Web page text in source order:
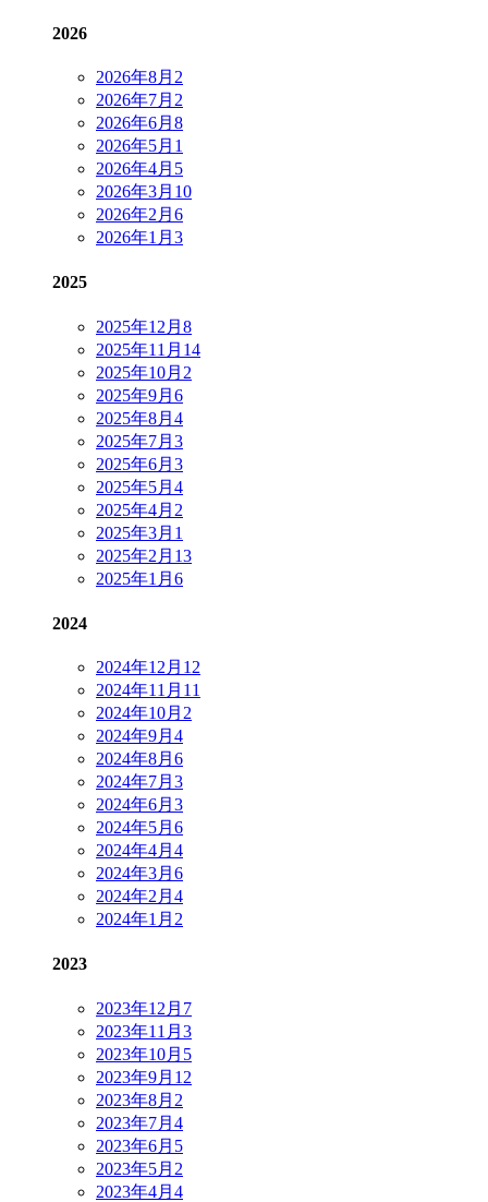
2026
2026年8月 2
2026年7月 2
2026年6月 8
2026年5月 1
2026年4月 5
2026年3月 10
2026年2月 6
2026年1月 3
2025
2025年12月 8
2025年11月 14
2025年10月 2
2025年9月 6
2025年8月 4
2025年7月 3
2025年6月 3
2025年5月 4
2025年4月 2
2025年3月 1
2025年2月 13
2025年1月 6
2024
2024年12月 12
2024年11月 11
2024年10月 2
2024年9月 4
2024年8月 6
2024年7月 3
2024年6月 3
2024年5月 6
2024年4月 4
2024年3月 6
2024年2月 4
2024年1月 2
2023
2023年12月 7
2023年11月 3
2023年10月 5
2023年9月 12
2023年8月 2
2023年7月 4
2023年6月 5
2023年5月 2
2023年4月 4